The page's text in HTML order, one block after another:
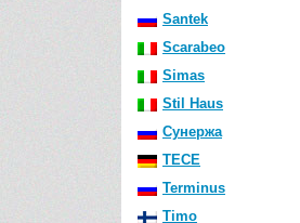
Santek
Scarabeo
Simas
Stil Haus
Сунержа
TECE
Terminus
Timo